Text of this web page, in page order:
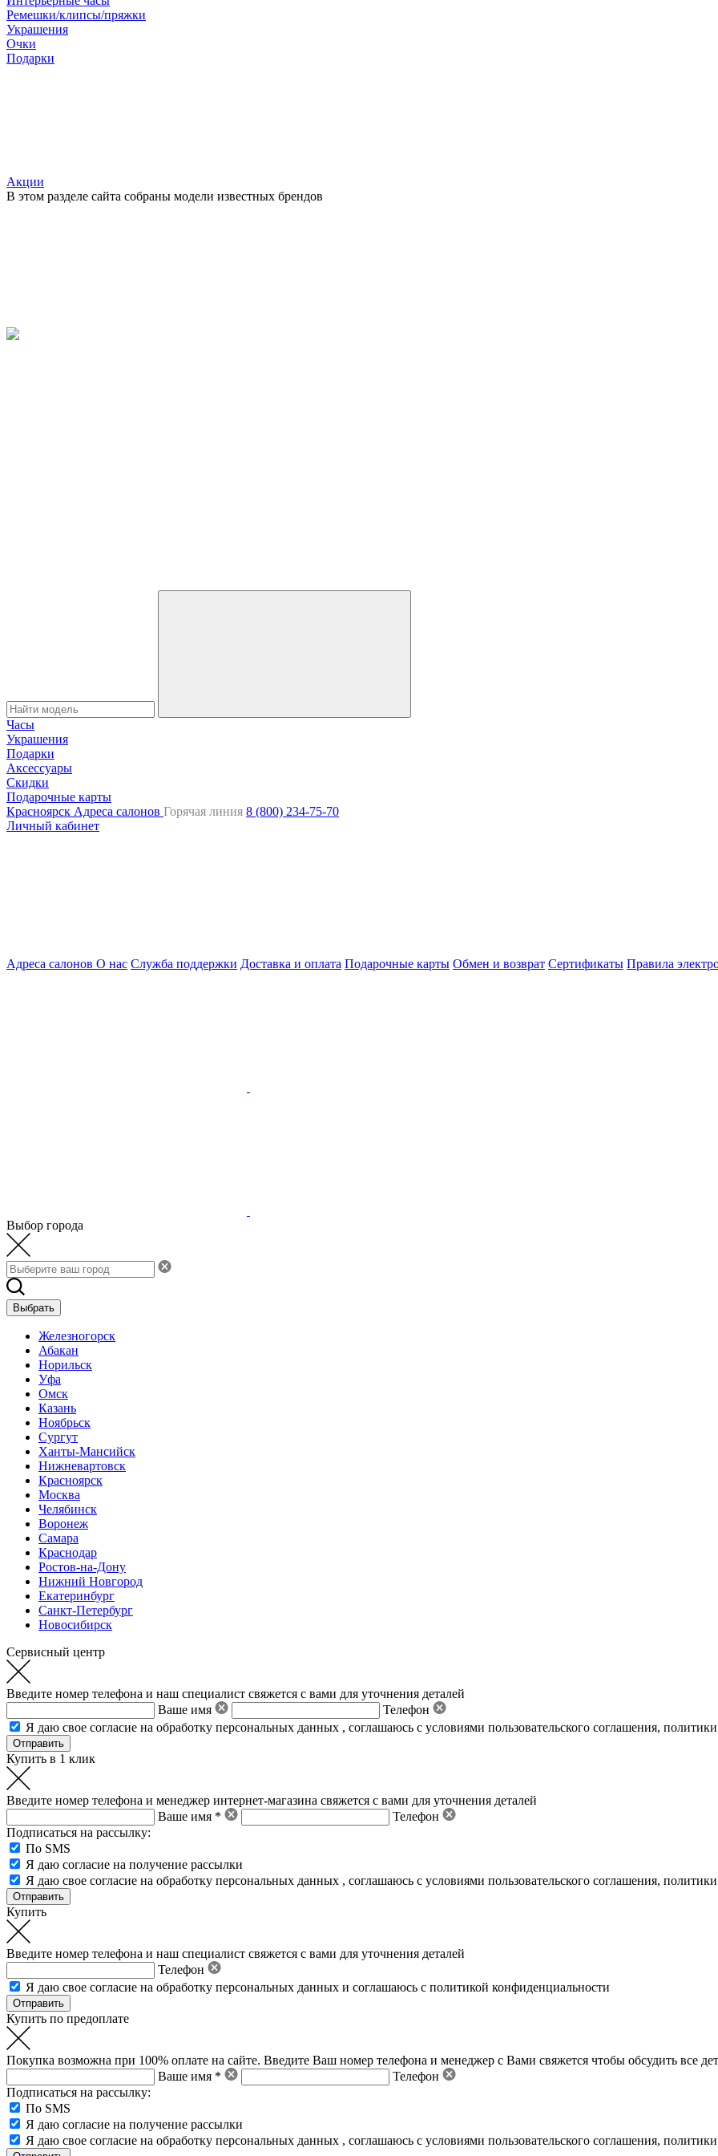
Ремешки/клипсы/пряжки
Украшения
Очки
Подарки
Акции
В этом разделе сайта собраны модели известных брендов
Часы
Украшения
Подарки
Аксессуары
Скидки
Подарочные карты
Красноярск Адреса салонов Горячая линия 8 (800) 234-75-70
Личный кабинет
Адреса салонов О нас Служба поддержки Доставка и оплата Подарочные карты Обмен и возврат Сертификаты Правила
Выбор города
Выбрать
Железногорск
Абакан
Норильск
Уфа
Омск
Казань
Ноябрьск
Сургут
Ханты-Мансийск
Нижневартовск
Красноярск
Москва
Челябинск
Воронеж
Самара
Краснодар
Ростов-на-Дону
Нижний Новгород
Екатеринбург
Санкт-Петербург
Новосибирск
Сервисный центр
Введите номер телефона и наш специалист свяжется с вами для уточнения деталей
Ваше имя
Телефон
Я даю свое согласие на обработку персональных данных , соглашаюсь с условиями пользовательского соглашения,
Купить в 1 клик
Введите номер телефона и менеджер интернет-магазина свяжется с вами для уточнения деталей
Ваше имя *
Телефон
Подписаться на рассылку:
По SMS
Я даю согласие на получение рассылки
Я даю свое согласие на обработку персональных данных , соглашаюсь с условиями пользовательского соглашения,
Купить
Введите номер телефона и наш специалист свяжется с вами для уточнения деталей
Телефон
Я даю свое согласие на обработку персональных данных и соглашаюсь с политикой конфиденциальности
Купить по предоплате
Покупка возможна при 100% оплате на сайте. Введите Ваш номер телефона и менеджер с Вами свяжется чтобы обсудить все
Ваше имя *
Телефон
Подписаться на рассылку:
По SMS
Я даю согласие на получение рассылки
Я даю свое согласие на обработку персональных данных , соглашаюсь с условиями пользовательского соглашения,